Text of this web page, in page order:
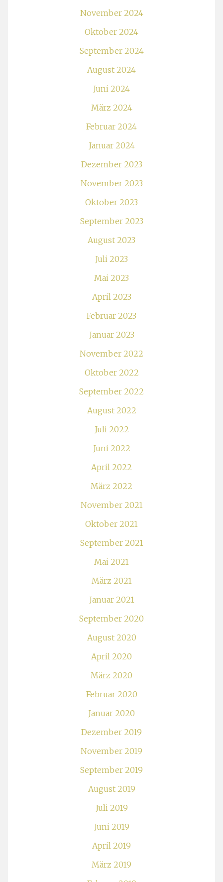
November 2024
Oktober 2024
September 2024
August 2024
Juni 2024
März 2024
Februar 2024
Januar 2024
Dezember 2023
November 2023
Oktober 2023
September 2023
August 2023
Juli 2023
Mai 2023
April 2023
Februar 2023
Januar 2023
November 2022
Oktober 2022
September 2022
August 2022
Juli 2022
Juni 2022
April 2022
März 2022
November 2021
Oktober 2021
September 2021
Mai 2021
März 2021
Januar 2021
September 2020
August 2020
April 2020
März 2020
Februar 2020
Januar 2020
Dezember 2019
November 2019
September 2019
August 2019
Juli 2019
Juni 2019
April 2019
März 2019